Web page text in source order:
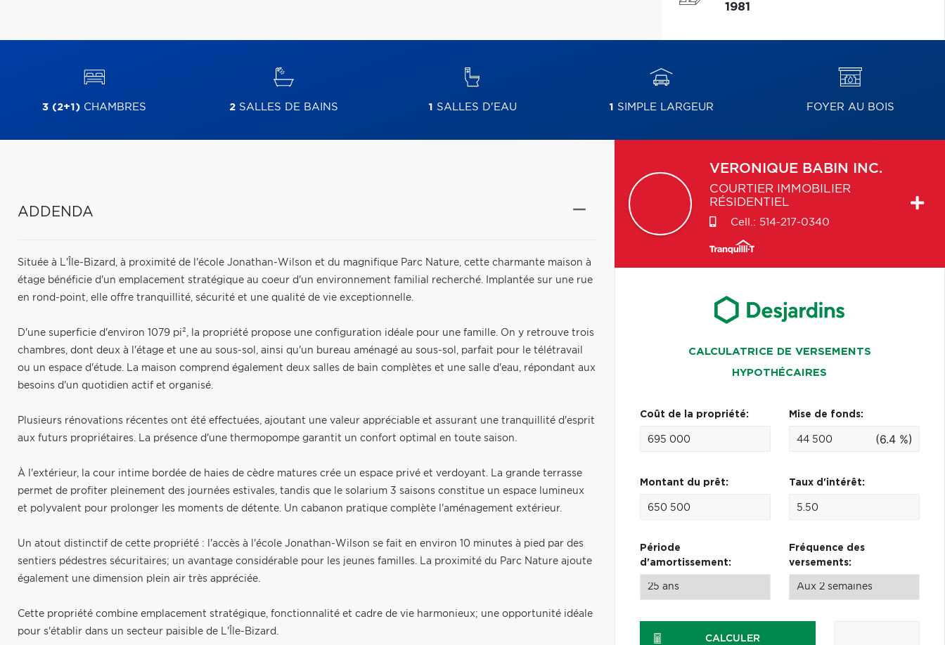
1981
3 (2+1) CHAMBRES 2SALLES DE BAINS 1 SALLES D'EAU 1 SIMPLE LARGEUR FOYER AU BOIS
ADDENDA
Située à L'Île-Bizard, à proximité de l'école Jonathan-Wilson et du magnifique Parc Nature, cette charmante maison à
étage bénéficie d'un emplacement stratégique au coeur d'un environnement familial recherché. Implantée sur une rue
en rond-point, elle offre tranquillité, sécurité et une qualité de vie exceptionnelle.
D'une superficie d'environ 1079 pi², la propriété propose une configuration idéale pour une famille. On y retrouve trois
chambres, dont deux à l'étage et une au sous-sol, ainsi qu'un bureau aménagé au sous-sol, parfait pour le télétravail
ou un espace d'étude. La maison comprend également deux salles de bain complètes et une salle d'eau, répondant aux
besoins d'un quotidien actif et organisé.
Plusieurs rénovations récentes ont été effectuées, ajoutant une valeur appréciable et assurant une tranquillité d'esprit
aux futurs propriétaires. La présence d'une thermopompe garantit un confort optimal en toute saison.
À l'extérieur, la cour intime bordée de haies de cèdre matures crée un espace privé et verdoyant. La grande terrasse
permet de profiter pleinement des journées estivales, tandis que le solarium 3 saisons constitue un espace lumineux
et polyvalent pour prolonger les moments de détente. Un cabanon pratique complète l'aménagement extérieur.
Un atout distinctif de cette propriété : l'accès à l'école Jonathan-Wilson se fait en environ 10 minutes à pied par des
sentiers pédestres sécuritaires; un avantage considérable pour les jeunes familles. La proximité du Parc Nature ajoute
également une dimension plein air très appréciée.
Cette propriété combine emplacement stratégique, fonctionnalité et cadre de vie harmonieux; une opportunité idéale
pour s'établir dans un secteur paisible de L'Île-Bizard.
VERONIQUE BABIN INC.
COURTIER IMMOBILIER
RÉSIDENTIEL
Cell.: 514-217-0340
CALCULATRICE DE VERSEMENTS
HYPOTHÉCAIRES
Coût de la propriété: Mise de fonds:
(6.4 %)
Montant du prêt: Taux d'intérêt:
Période
d'amortissement:
Fréquence des
versements:
CALCULER